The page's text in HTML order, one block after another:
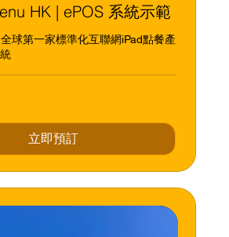
HK | ePOS 系統示範
球第一家標準化互聯網iPad點餐產
立即預訂